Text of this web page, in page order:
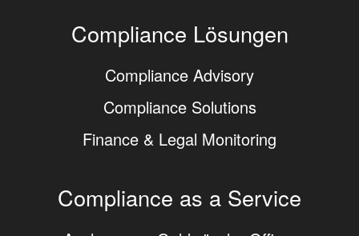
Compliance Lösungen
Compliance Advisory
Compliance Solutions
Finance & Legal Monitoring
Compliance as a Service